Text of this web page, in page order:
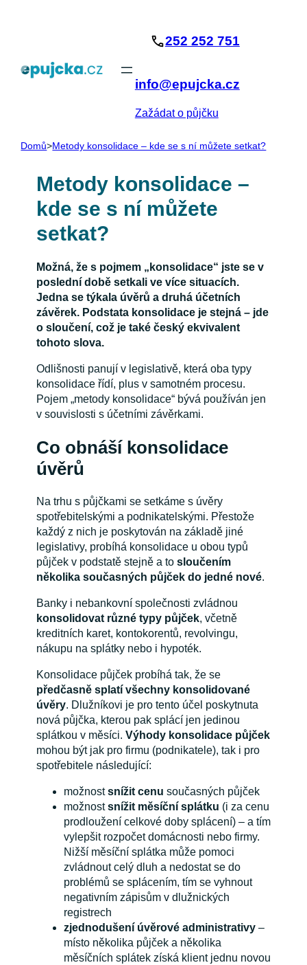
252 252 751
info@epujcka.cz
Zažádat o půjčku
Domů>Metody konsolidace – kde se s ní můžete setkat?
Metody konsolidace –
kde se s ní můžete
setkat?
Možná, že s pojmem „konsolidace“ jste se v
poslední době setkali ve více situacích.
Jedna se týkala úvěrů a druhá účetních
závěrek. Podstata konsolidace je stejná – jde
o sloučení, což je také český ekvivalent
tohoto slova.
Odlišnosti panují v legislativě, která oba typy
konsolidace řídí, plus v samotném procesu.
Pojem „metody konsolidace“ bývá používán jen
v souvislosti s účetními závěrkami.
Co obnáší konsolidace
úvěrů
Na trhu s půjčkami se setkáme s úvěry
spotřebitelskými a podnikatelskými. Přestože
každý z nich je poskytován na základě jiné
legislativy, probíhá konsolidace u obou typů
půjček v podstatě stejně a tosloučením
několika současných půjček do jedné nové.
Banky i nebankovní společnosti zvládnou
konsolidovat různé typy půjček, včetně
kreditních karet, kontokorentů, revolvingu,
nákupu na splátky nebo i hypoték.
Konsolidace půjček probíhá tak, že se
předčasně splatí všechny konsolidované
úvěry. Dlužníkovi je pro tento účel poskytnuta
nová půjčka, kterou pak splácí jen jedinou
splátkou v měsíci. Výhody konsolidace půjček
mohou být jak pro firmu (podnikatele), tak i pro
spotřebitele následující:
možnostsnížit cenu současných půjček
možnostsnížit měsíční splátku (i za cenu
prodloužení celkové doby splácení) – a tím
vylepšit rozpočet domácnosti nebo firmy.
Nižší měsíční splátka může pomoci
zvládnout celý dluh a nedostat se do
problémů se splácením, tím se vyhnout
negativním zápisům v dlužnických
registrech
zjednodušení úvěrové administrativy–
místo několika půjček a několika
měsíčních splátek získá klient jednu novou